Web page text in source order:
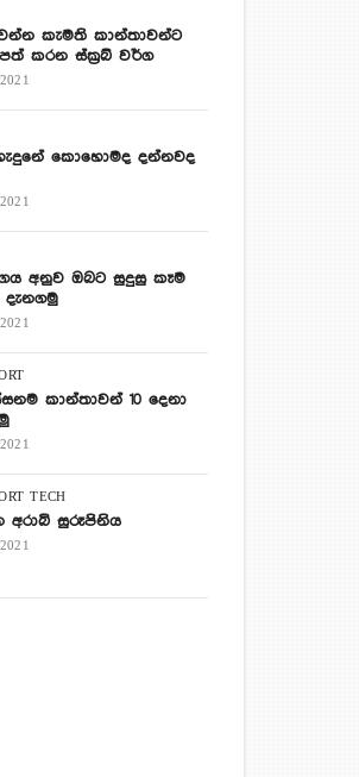
කැමති කාන්තාවන්ට
කරන ස්ක්‍රබ් වර්ග
කොහොමද දන්නවද
අනුව ඔබට සුදුසු කෑම
කාන්තාවන් 10 දෙනා
TECH
අරාබි සුරූපිනිය